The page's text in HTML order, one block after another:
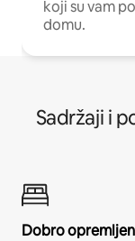
koji su vam
domu.
Sadržaji i
Dobro